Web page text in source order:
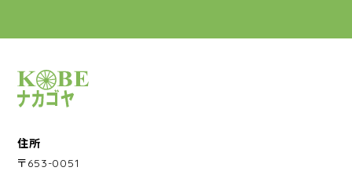
サイクルショップナカゴヤ
住所
〒653-0051